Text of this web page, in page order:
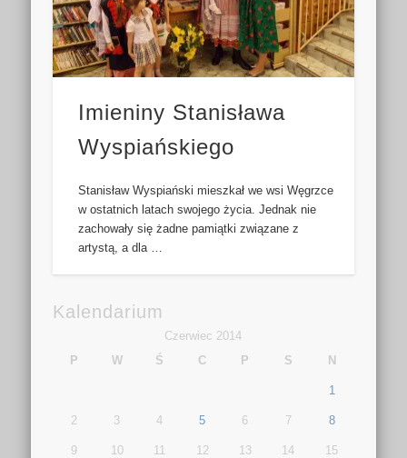
Imieniny Stanisława
Wyspiańskiego
Stanisław Wyspiański mieszkał we wsi Węgrzce
w ostatnich latach swojego życia. Jednak nie
zachowały się żadne pamiątki związane z
artystą, a dla …
Kalendarium
Czerwiec 2014
P
W Ś C P S N
1
2 3 4 5 6 7 8
9 10 11 12 13 14 15